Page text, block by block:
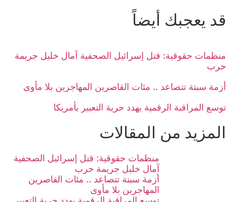
قد يعجبك أيضاً
منظمات حقوقية: قتل إسرائيل الصحفية آمال خليل جريمة
حرب
أزمة سبتة تتصاعد .. مئات القاصرين المهاجرين بلا مأوى
توسع المراقبة الرقمية يهدد حرية التعبير بأمريكا
المزيد من المقالات
منظمات حقوقية: قتل إسرائيل الصحفية
آمال خليل جريمة حرب
أزمة سبتة تتصاعد .. مئات القاصرين
المهاجرين بلا مأوى